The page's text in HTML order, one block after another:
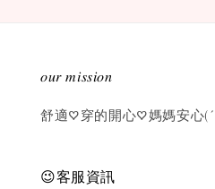
𝑜𝑢𝑟 𝑚𝑖𝑠𝑠𝑖𝑜𝑛
舒適♡穿的開心♡媽媽安心
😉客服資訊